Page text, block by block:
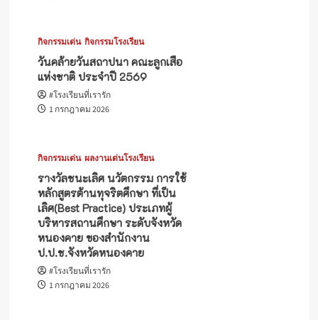
กิจกรรมเด่น กิจกรรมโรงเรียน
วันคล้ายวันสถาปนา คณะลูกเสือ
แห่งชาติ ประจำปี 2569
#โรงเรียนที่เรารัก
1 กรกฎาคม 2026
กิจกรรมเด่น ผลงานเด่นโรงเรียน
รางวัลชนะเลิศ นวัตกรรม การใช้
หลักสูตรต้านทุจริตศึกษา ที่เป็น
เลิศ(Best Practice) ประเภทผู้
บริหารสถานศึกษา ระดับจังหวัด
หนองคาย ของสำนักงาน
ป.ป.ช.จังหวัดหนองคาย
#โรงเรียนที่เรารัก
1 กรกฎาคม 2026